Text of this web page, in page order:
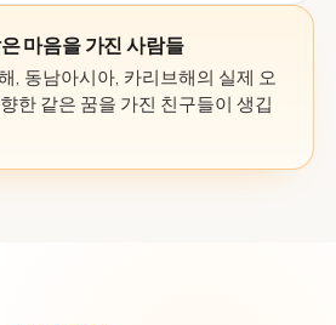
마음을 가진 사람들
, 동남아시아, 카리브해의 실제 오
한 같은 꿈을 가진 친구들이 생깁